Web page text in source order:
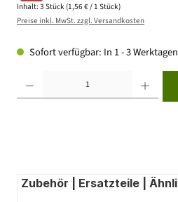
Inhalt: 3 Stück (1,56 € / 1 Stück)
Preise inkl. MwSt. zzgl. Versandkosten
Sofort verfügbar: In 1 - 3
Zubehör | Ersatzteile |